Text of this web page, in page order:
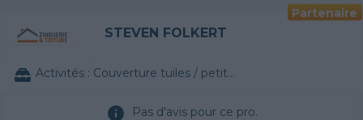
Partenaire
STEVEN FOLKERT
Activités : Couverture tuiles / petits éléments
Pas d'avis pour ce pro.